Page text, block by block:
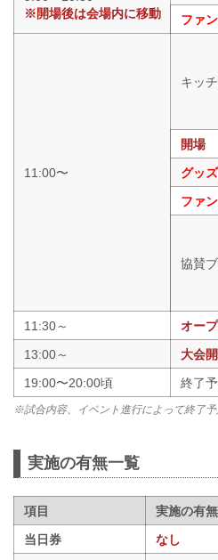
※開場後は会場内に移動
ファ
11:00〜
キッ
開場
グッ
ファ
協賛
11:30～ オー
13:00～
大会
19:00〜20:00頃
終了
※試合内容、イベント進行によって終了
実施の有無一覧
項目 実施の有無
当日券
なし